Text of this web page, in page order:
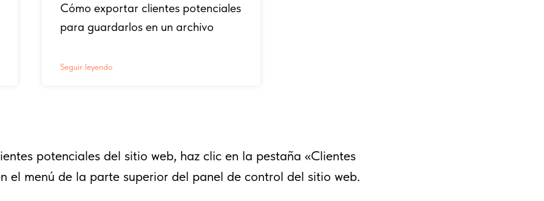
Cómo exportar clientes potenciales
para guardarlos en un archivo
Seguir leyendo
potenciales del sitio web, haz clic en la pestaña «Clientes
el menú de la parte superior del panel de control del sitio web.